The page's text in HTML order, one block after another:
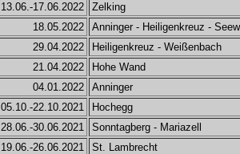
13.06.-17.06.2022
Zelking
18.05.2022
Anninger - Heiligenkreuz -
29.04.2022
Heiligenkreuz - Weißenbach
21.04.2022
Hohe Wand
04.01.2022
Anninger
05.10.-22.10.2021
Hochegg
28.06.-30.06.2021
Sonntagberg - Mariazell
19.06.-26.06.2021
St. Lambrecht